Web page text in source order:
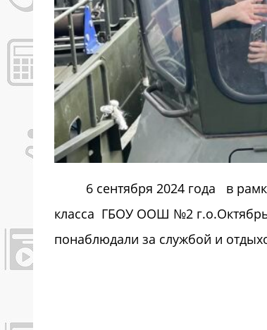
6 сентября 2024 года в
класса ГБОУ ООШ №2
понаблюдали за службой и